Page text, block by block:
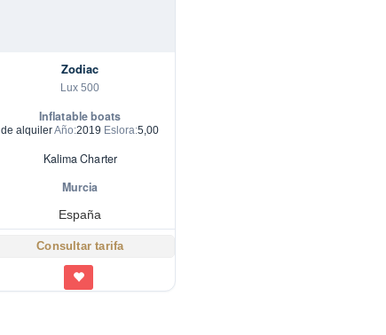
Zodiac
Lux 500
Inflatable boats
de alquilerAño:2019 Eslora:5,00
Kalima Charter
Murcia
España
Consultar tarifa